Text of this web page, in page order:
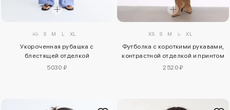
XS S M L XL
Укороченная рубашка с
блестящей отделкой
5030 ₽
XS S M L XL
Футболка с короткими рукавами,
контрастной отделкой и принтом
2520 ₽